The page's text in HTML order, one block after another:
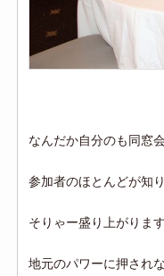
なんだか自分のも同窓
参加者のほとんどが知
そりゃー盛り上がりま
地元のパワーに押され